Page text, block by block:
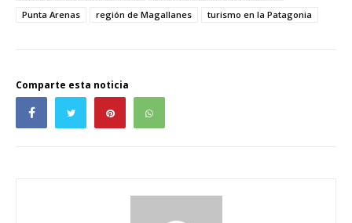
Punta Arenas
región de Magallanes turismo en la Patagonia
Comparte esta noticia